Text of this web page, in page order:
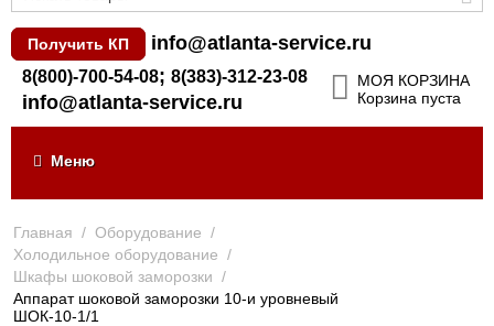
Получить КП info@atlanta-service.ru
8(800)-700-54-08; 8(383)-312-23-08
info@atlanta-service.ru
МОЯ КОРЗИНА
Корзина пуста
Меню
Главная / Оборудование /
Холодильное оборудование /
Шкафы шоковой заморозки /
Аппарат шоковой заморозки 10-и уровневый
ШОК-10-1/1